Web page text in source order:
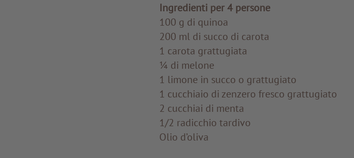
Ingredienti per 4 persone
100 g di quinoa
200 ml di succo di carota
1 carota grattugiata
¼ di melone
1 limone in succo o grattugiato
1 cucchiaio di zenzero fresco grattugiato
2 cucchiai di menta
1/2 radicchio tardivo
Olio d’oliva